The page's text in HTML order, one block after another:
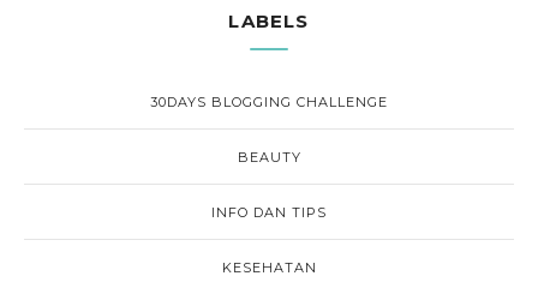
LABELS
30DAYS BLOGGING CHALLENGE
BEAUTY
INFO DAN TIPS
KESEHATAN